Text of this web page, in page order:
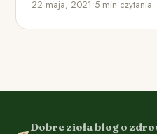
22 maja, 2021•5 min czytania
Dobre zioła blog o